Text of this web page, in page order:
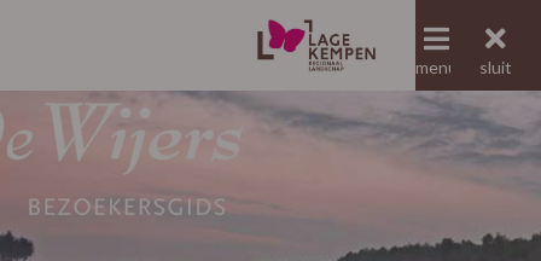
Jaaroverzicht RLLK
menu
menu sluit